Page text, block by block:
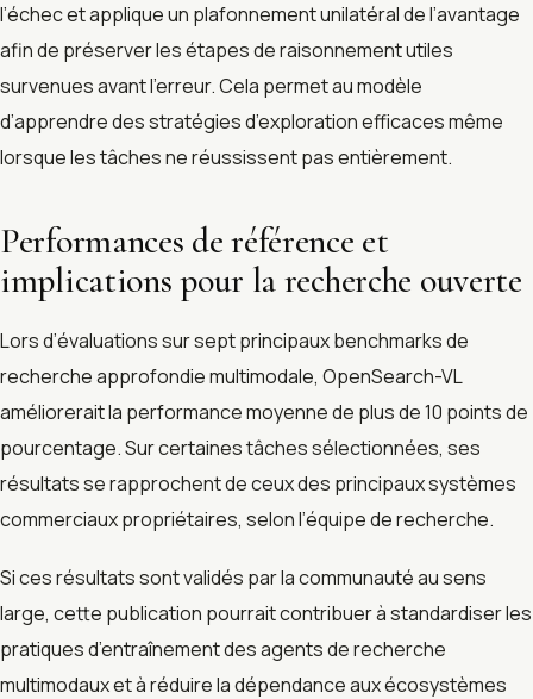
l’échec et applique un plafonnement unilatéral de l’avantage
afin de préserver les étapes de raisonnement utiles
survenues avant l’erreur. Cela permet au modèle
d’apprendre des stratégies d’exploration efficaces même
lorsque les tâches ne réussissent pas entièrement.
Performances de référence et
implications pour la recherche ouverte
Lors d’évaluations sur sept principaux benchmarks de
recherche approfondie multimodale, OpenSearch-VL
améliorerait la performance moyenne de plus de 10 points de
pourcentage. Sur certaines tâches sélectionnées, ses
résultats se rapprochent de ceux des principaux systèmes
commerciaux propriétaires, selon l’équipe de recherche.
Si ces résultats sont validés par la communauté au sens
large, cette publication pourrait contribuer à standardiser les
pratiques d’entraînement des agents de recherche
multimodaux et à réduire la dépendance aux écosystèmes